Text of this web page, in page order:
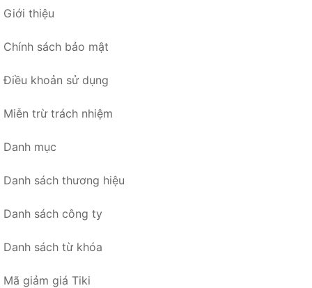
Giới thiệu
Chính sách bảo mật
Điều khoản sử dụng
Miễn trừ trách nhiệm
Danh mục
Danh sách thương hiệu
Danh sách công ty
Danh sách từ khóa
Mã giảm giá Tiki